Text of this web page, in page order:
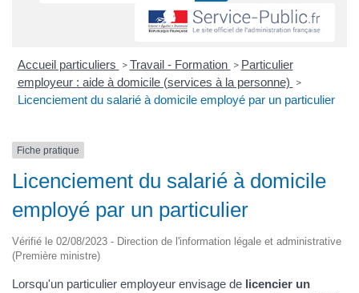
Accueil particuliers > Travail - Formation > Particulier
employeur : aide à domicile (services à la personne) >
Licenciement du salarié à domicile employé par un particulier
Fiche pratique
Licenciement du salarié à domicile
employé par un particulier
Vérifié le 02/08/2023 - Direction de l'information légale et administrative
(Première ministre)
Lorsqu'un particulier employeur envisage de licencier un